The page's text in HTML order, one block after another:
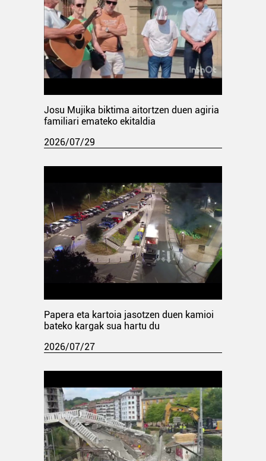
Josu Mujika biktima aitortzen duen agiria
familiari emateko ekitaldia
2026/07/29
Papera eta kartoia jasotzen duen kamioi
bateko kargak sua hartu du
2026/07/27